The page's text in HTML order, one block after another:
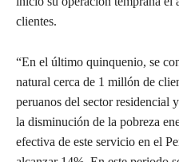
clientes.
“En el último quinquenio, se
natural cerca de 1 millón de
peruanos del sector residencial
la disminución de la pobreza
efectiva de este servicio en el